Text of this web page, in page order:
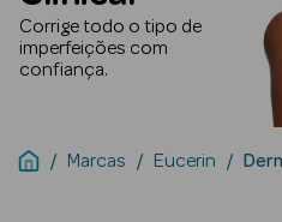
Profissional
Beauty Season
Beauty Season
Corrige todo o tipo de
imperfeições com
confiança.
Marcas Eucerin